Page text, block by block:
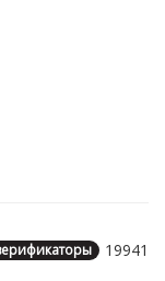
19941